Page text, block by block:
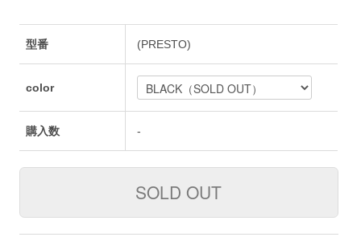
型番 (PRESTO)
color
購入数 -